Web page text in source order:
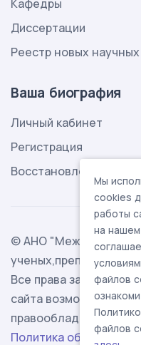
Кафедры
Диссертации
Реестр новых
Ваша биография
Личный кабинет
Регистрация
Восстановление пароля
© АНО
Все права защищены.
сайта возможно
правообладателя.
Политика обработки
Мы
cookies
работы
на
файлов
файлов